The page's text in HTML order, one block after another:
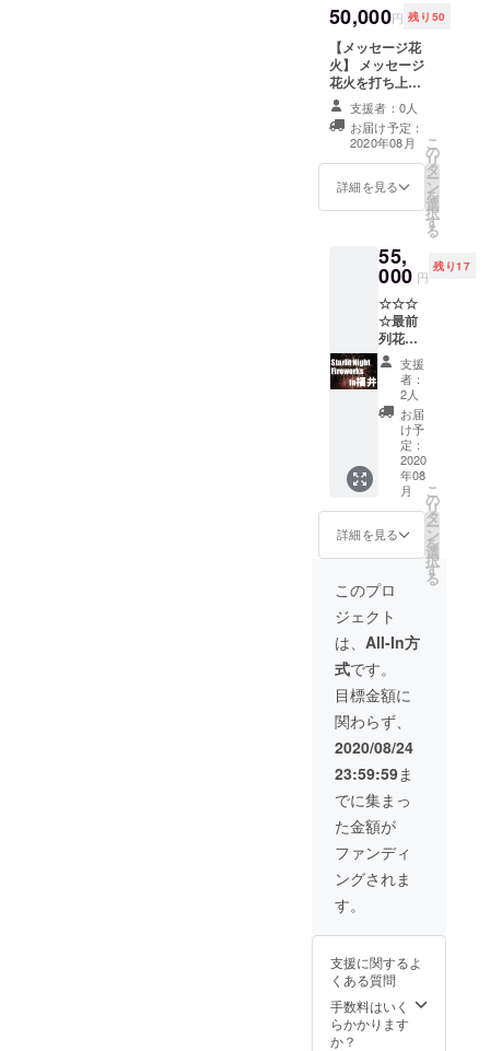
となり
花火業
界応援
支援金
の内訳
は全て
公式
ホーム
にて公
表いた
様から
お預か
りした
大切な
支援金
を確実
に本プ
ロジェ
クトを
共同起
案して
おりま
す花火
業者で
使用さ
ただき
ます。
決済に
220円の
手数料
がかか
ります
ので、
複数の
場合は
まとめ
て購入
がお得
です。
す。
など対
策をお
願いい
たしま
す。 ※1
回の決
済に220
円の手
数料が
かかり
ますの
とめて
購入が
す
ます。
車のナ
ンバー
が来場
チケッ
りにな
りま
す。 備
考欄に
車両ナ
さい。
※特別観
覧エリ
アご購
入の方
には、
花火の
灰から
車を守
る防炎
シート
を会場
にて配
布いた
しま
す。1.8
ｍ×5.4
となり
※1回の
決済に
220円の
手数料
がかか
ります
ので、
複数の
まとめ
て購入
がお得
です
50,000円 残り50
【メッセージ花
火】 メッセージ
花火を打ち上げ
させていただき
ます。 メッセー
ジを会場アナウ
ンス、ネットで
のライブ配信時
に掲載させてい
上げ時間１０秒
ジ花火には観覧
チケットは付随
しておりませ
に反するメッ
セージの読み上
げはできませ
ん。変更をお願
いする場合がご
の手数料がかか
りますので、複
めて購入がお得
です。
支援者：0人
お届け予定：
2020年08月
詳細を見る
こ
の
リ
タ
ー
ン
を
選
択
す
る
55,
000 円
残り17
☆☆☆
☆最前
列花火
大会チ
ケット
☆☆☆
☆ 普通
自動車1
台分チ
ケット
をリ
ターン
とさせ
て頂き
ます。
車のナ
ンバー
が来場
チケッ
トがわ
りにな
りま
す。 備
考欄に
車両ナ
ンバー
をお書
きくだ
さい。
※特別観
覧エリ
アご購
入の方
には、
車を守
シート
を会場
にて配
布いた
しま
支援
者：
2人
お届
け予
定：
2020
年08
月
詳細を見る
こ
の
リ
タ
ー
ン
を
選
択
す
る
このプロ
ジェクト
は、 All-In方
式です。
目標金額に
関わらず、
2020/08/24
23:59:59ま
でに集まっ
た金額が
ファンディ
ングされま
す。
支援に関するよ
くある質問
手数料はいく
らかかります
か？